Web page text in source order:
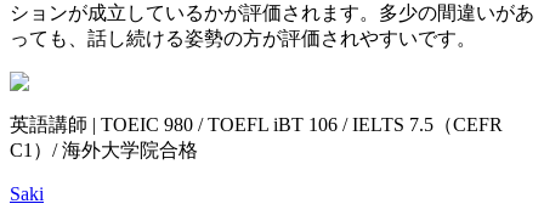
ションが成立しているかが評価されます。多少の間違いがあ
っても、話し続ける姿勢の方が評価されやすいです。
英語講師 | TOEIC 980 / TOEFL iBT 106 / IELTS 7.5（CEFR
C1）/ 海外大学院合格
Saki